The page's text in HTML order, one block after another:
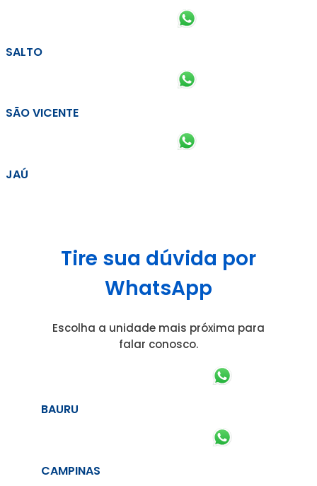
SALTO
SÃO VICENTE
JAÚ
Tire sua dúvida por
WhatsApp
Escolha a unidade mais próxima para
falar conosco.
BAURU
CAMPINAS